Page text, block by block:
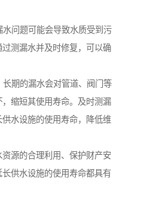
问题可能会导致水质受到污
测漏水并及时修复，可以确
期的漏水会对管道、阀门等
缩短其使用寿命。及时测漏
水设施的使用寿命，降低维
源的合理利用、保护财产安
供水设施的使用寿命都具有